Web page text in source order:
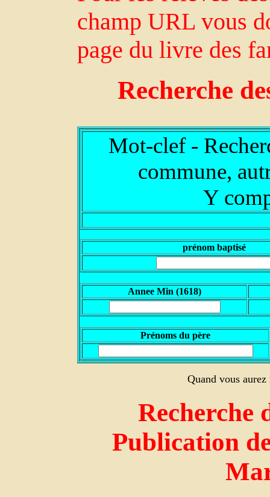
champ URL vous
page du livre des
Recherche
Mot-clef -
commune,
Y
prénom baptisé
Annee Min (1618)
Prénoms du père
Quand vous
Recherche
Publication